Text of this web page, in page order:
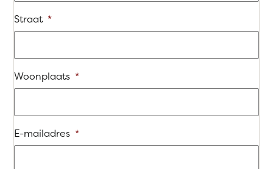
Straat *
Woonplaats *
E-mailadres *